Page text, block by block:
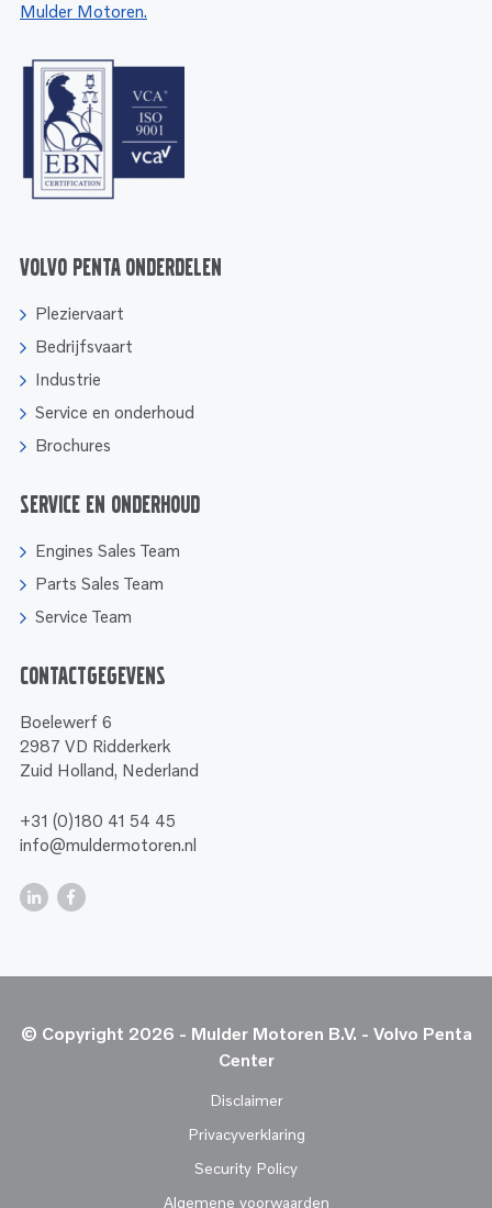
Mulder Motoren.
Volvo Penta onderdelen
Pleziervaart
Bedrijfsvaart
Industrie
Service en onderhoud
Brochures
Service en onderhoud
Engines Sales Team
Parts Sales Team
Service Team
Contactgegevens
Boelewerf 6
2987 VD Ridderkerk
Zuid Holland, Nederland
+31 (0)180 41 54 45
info@muldermotoren.nl
© Copyright 2026 - Mulder Motoren B.V. - Volvo Penta
Center
Disclaimer
Privacyverklaring
Security Policy
Algemene voorwaarden